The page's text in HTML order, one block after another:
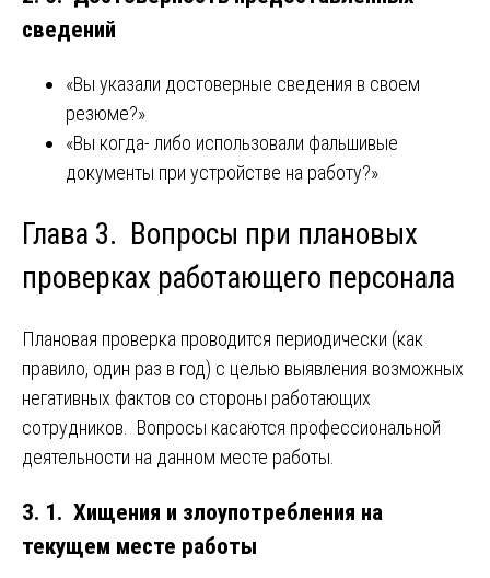
сведений
«Вы указали достоверные сведения в своем
резюме?»
«Вы когда- либо использовали фальшивые
документы при устройстве на работу?»
Глава 3. Вопросы при плановых
проверках работающего персонала
Плановая проверка проводится периодически (как
правило, один раз в год) с целью выявления возможных
негативных фактов со стороны работающих
сотрудников. Вопросы касаются профессиональной
деятельности на данном месте работы.
3. 1. Хищения и злоупотребления на
текущем месте работы